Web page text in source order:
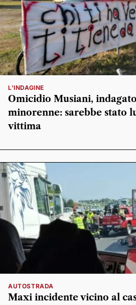
L'INDAGINE
Omicidio Musiani,
minorenne: sarebbe stato
vittima
AUTOSTRADA
Maxi incidente vicino al